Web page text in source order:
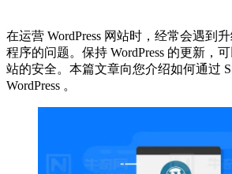
在运营 WordPress 网站时，经常会遇到
程序的问题。保持 WordPress 的更新，可
站的安全。本篇文章向您介绍如何通过
WordPress 。